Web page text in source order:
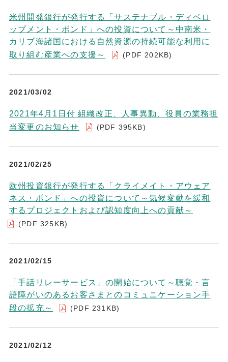
米州開発銀行が発行する「サステナブル・ディベロ
ップメント・ボンド」への投資について～中南米・
カリブ海諸国における自然資源の持続可能な利用に
取り組む産業への支援～
(PDF 202KB)
2021/03/02
2021年4月1日付 組織改正、人事異動、役員の業務担
当変更のお知らせ
(PDF 395KB)
2021/02/25
欧州投資銀行が発行する「クライメイト・アウェア
ネス・ボンド」への投資について～気候変動を緩和
するプロジェクトおよび認知度向上への貢献～
(PDF 325KB)
2021/02/15
「手話リレーサービス」の開始について～聴覚・言
語障がいのあるお客さまとのコミュニケーション手
段の拡充～
(PDF 231KB)
2021/02/12